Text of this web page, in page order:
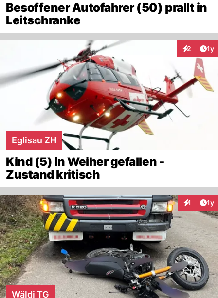
Besoffener Autofahrer (50) prallt in
Leitschranke
2 1y
Eglisau ZH
Kind (5) in Weiher gefallen -
Zustand kritisch
1 1y
Wäldi TG